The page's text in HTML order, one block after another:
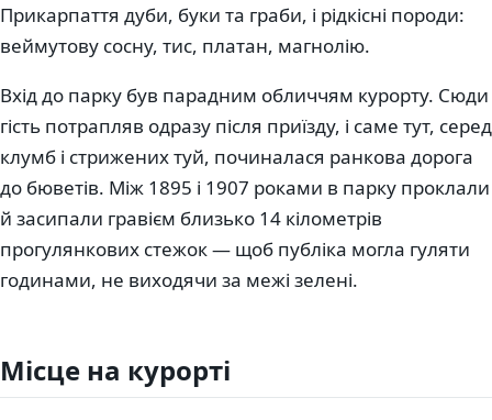
Прикарпаття дуби, буки та граби, і рідкісні породи:
веймутову сосну, тис, платан, магнолію.
Вхід до парку був парадним обличчям курорту. Сюди
гість потрапляв одразу після приїзду, і саме тут, серед
клумб і стрижених туй, починалася ранкова дорога
до бюветів. Між 1895 і 1907 роками в парку проклали
й засипали гравієм близько 14 кілометрів
прогулянкових стежок — щоб публіка могла гуляти
годинами, не виходячи за межі зелені.
Місце на курорті